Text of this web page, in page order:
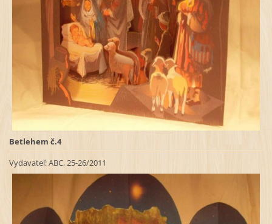
Betlehem č.4
Vydavateľ:ABC, 25-26/2011